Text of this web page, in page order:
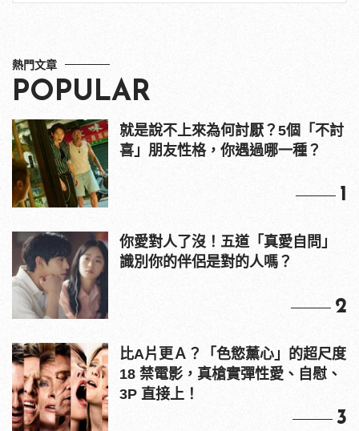
熱門文章
POPULAR
就是說不上來為何討厭？5個「不討
喜」朋友性格，你遇過哪一種？
1
你愛對人了沒！五道「真愛自問」
識別你的伴侶是對的人嗎？
2
比A片更Ａ？「色慾薰心」的超尺度
18 禁電影，真槍實彈性愛、自慰、
3P 直接上！
3